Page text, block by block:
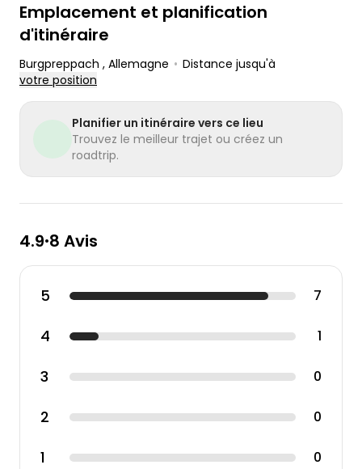
Emplacement et planification
d'itinéraire
Burgpreppach , Allemagne • Distance jusqu'à
votre position
Planifier un itinéraire vers ce lieu
Trouvez le meilleur trajet ou créez un
roadtrip.
4.9•8 Avis
5 7
4 1
3 0
2 0
1 0